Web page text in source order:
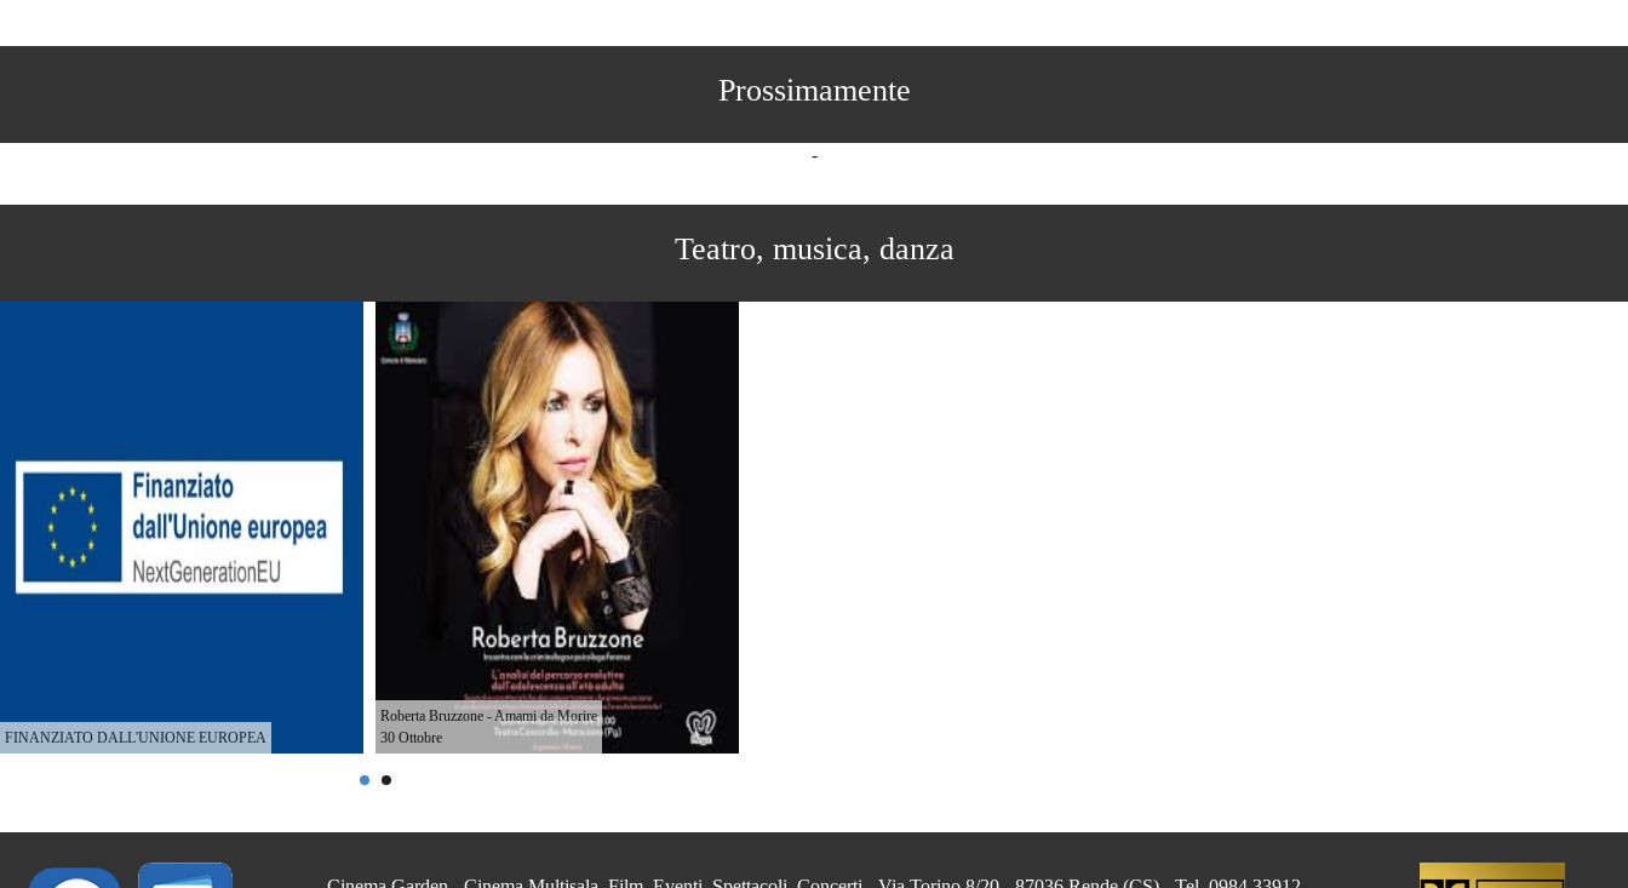
Prossimamente
-
Teatro, musica, danza
FINANZIATO DALL'UNIONE EUROPEA
Roberta Bruzzone - Amami da Morire
30 Ottobre